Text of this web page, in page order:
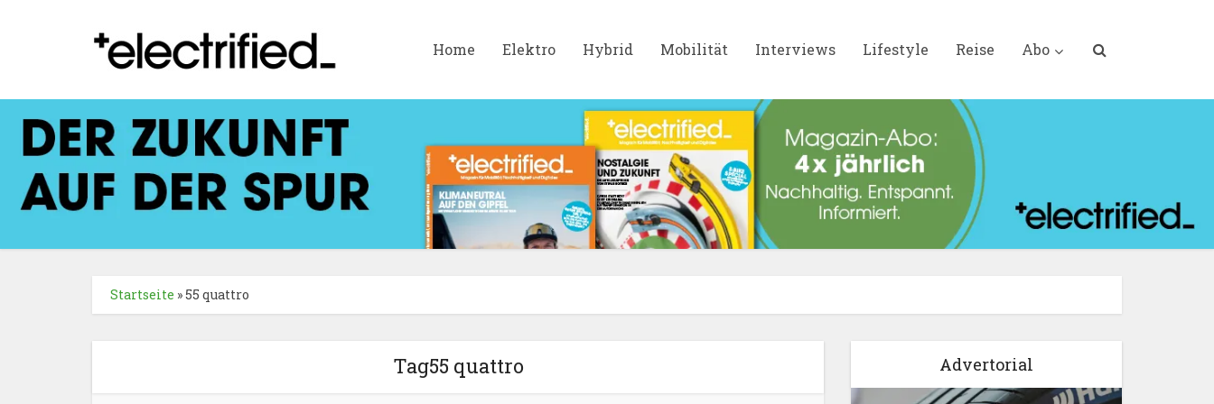
Home Elektro Hybrid Mobilität Interviews Lifestyle Reise Abo
Startseite »55 quattro
Tag55 quattro Advertorial